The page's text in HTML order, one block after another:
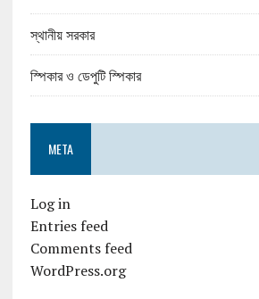
স্থানীয় সরকার
স্পিকার ও ডেপুটি স্পিকার
META
Log in
Entries feed
Comments feed
WordPress.org